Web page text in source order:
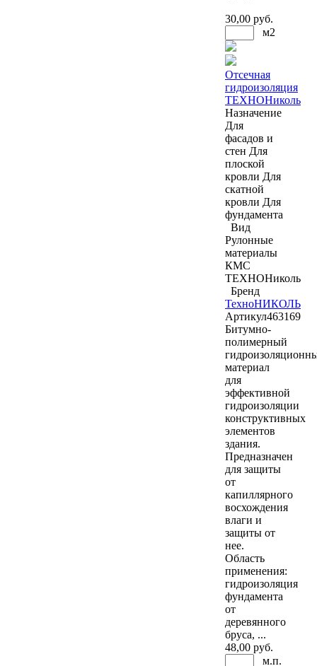
30,00 руб.
м2
Отсечная
гидроизоляция
ТЕХНОНиколь
Назначение
Для
фасадов и
стен Для
плоской
кровли Для
скатной
кровли Для
фундамента
Вид
Рулонные
материалы
КМС
ТЕХНОНиколь
Бренд
ТехноНИКОЛЬ
Артикул463169
Битумно-
полимерный
материал
для
эффективной
гидроизоляции
конструктивных
элементов
здания.
Предназначен
для защиты
от
капиллярного
восхождения
влаги и
защиты от
нее.
Область
применения:
гидроизоляция
фундамента
от
деревянного
бруса, ...
48,00 руб.
м.п.